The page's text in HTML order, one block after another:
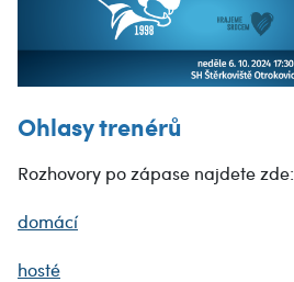
Ohlasy trenérů
Rozhovory po zápase najdete zde:
domácí
hosté